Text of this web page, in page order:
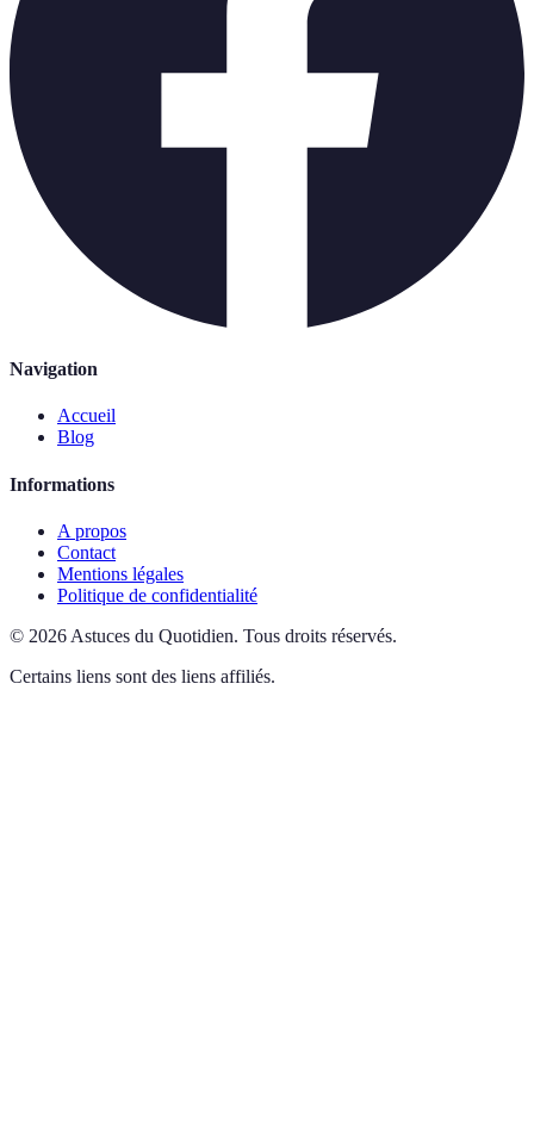
Navigation
Accueil
Blog
Informations
A propos
Contact
Mentions légales
Politique de confidentialité
© 2026 Astuces du Quotidien. Tous droits réservés.
Certains liens sont des liens affiliés.